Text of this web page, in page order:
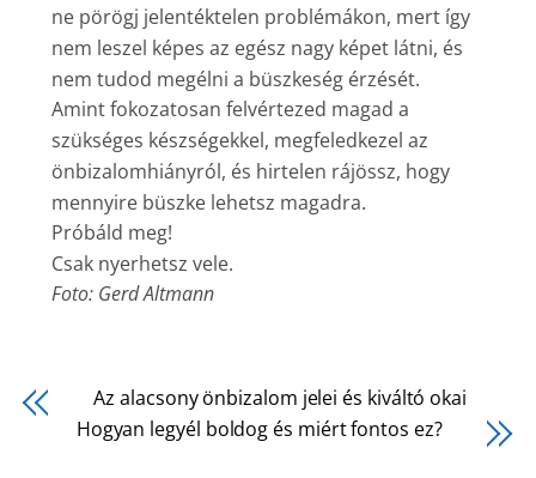
ne pörögj jelentéktelen problémákon, mert így
nem leszel képes az egész nagy képet látni, és
nem tudod megélni a büszkeség érzését.
Amint fokozatosan felvértezed magad a
szükséges készségekkel, megfeledkezel az
önbizalomhiányról, és hirtelen rájössz, hogy
mennyire büszke lehetsz magadra.
Próbáld meg!
Csak nyerhetsz vele.
Foto: Gerd Altmann
Az alacsony önbizalom jelei és kiváltó okai
Hogyan legyél boldog és miért fontos ez?